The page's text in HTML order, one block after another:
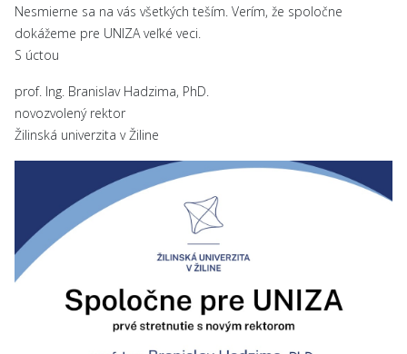
Nesmierne sa na vás všetkých teším. Verím, že spoločne
dokážeme pre UNIZA veľké veci.
S úctou
prof. Ing. Branislav Hadzima, PhD.
novozvolený rektor
Žilinská univerzita v Žiline